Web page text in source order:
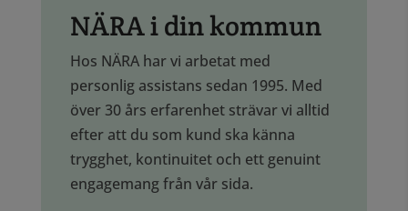
NÄRA i din kommun
Hos NÄRA har vi arbetat med
personlig assistans sedan 1995. Med
över 30 års erfarenhet strävar vi alltid
efter att du som kund ska känna
trygghet, kontinuitet och ett genuint
engagemang från vår sida.